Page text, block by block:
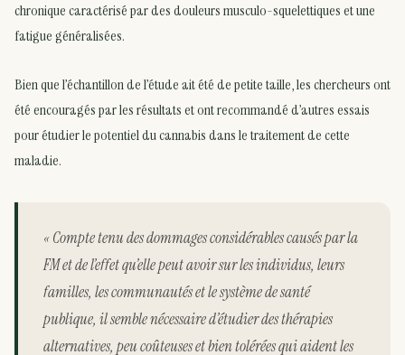
chronique caractérisé par des douleurs musculo-squelettiques et une
fatigue généralisées.
Bien que l’échantillon de l’étude ait été de petite taille, les chercheurs ont
été encouragés par les résultats et ont recommandé d’autres essais
pour étudier le potentiel du cannabis dans le traitement de cette
maladie.
« Compte tenu des dommages considérables causés par la
FM et de l’effet qu’elle peut avoir sur les individus, leurs
familles, les communautés et le système de santé
publique, il semble nécessaire d’étudier des thérapies
alternatives, peu coûteuses et bien tolérées qui aident les